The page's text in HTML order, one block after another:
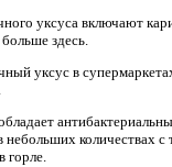
уксуса включают
здесь.
уксус в
небольших количествах
горле.